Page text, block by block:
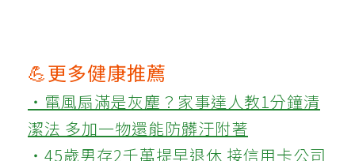
💪更多健康推薦
‧電風扇滿是灰塵？家事達人教1分鐘清
潔法 多加一物還能防髒汙附著
‧45歲男存2千萬提早退休 接信用卡公司